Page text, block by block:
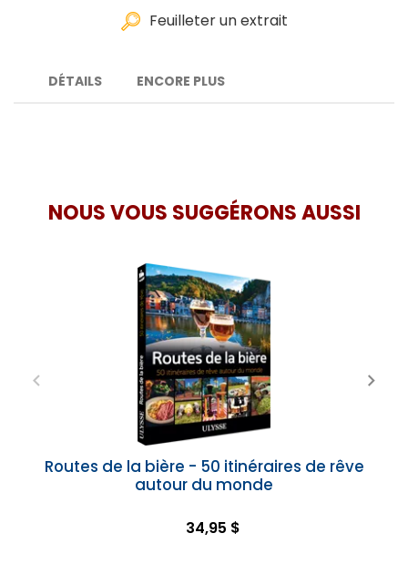
Feuilleter un extrait
DÉTAILS ENCORE PLUS
NOUS VOUS SUGGÉRONS AUSSI
Routes de la bière - 50 itinéraires de rêve
autour du monde
34,95 $